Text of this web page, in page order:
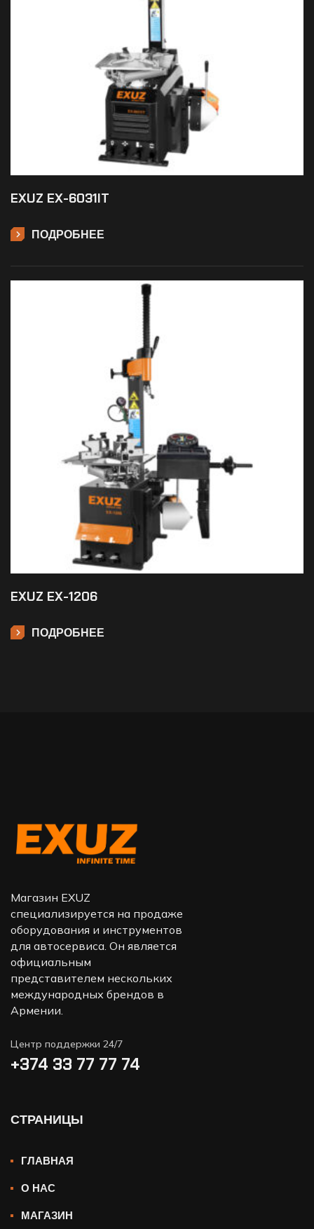
EXUZ EX-6031IT
ПОДРОБНЕЕ
EXUZ EX-1206
ПОДРОБНЕЕ
Магазин EXUZ
специализируется на продаже
оборудования и инструментов
для автосервиса. Он является
официальным
представителем нескольких
международных брендов в
Армении.
Центр поддержки 24/7
+374 33 77 77 74‬
СТРАНИЦЫ
ГЛАВНАЯ
О НАС
МАГАЗИН